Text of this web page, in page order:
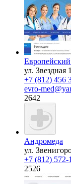
ул. Звездная
+7 (812) 456
evro-
2642
Андромеда
ул.
+7 (812) 572-
2526